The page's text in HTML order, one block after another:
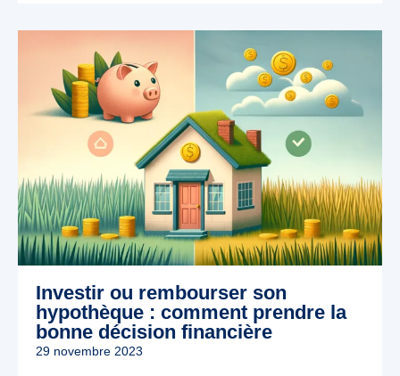
Investir ou rembourser son
hypothèque : comment prendre la
bonne décision financière
29 novembre 2023